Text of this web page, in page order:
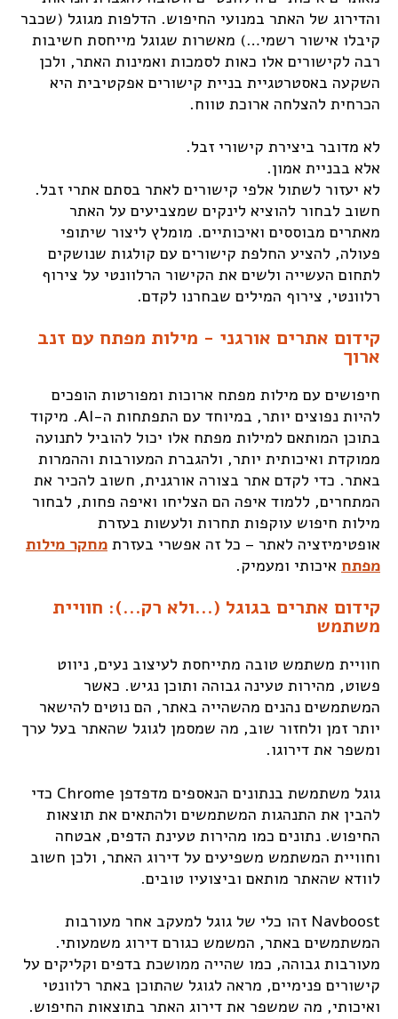
והדירוג של האתר במנועי החיפוש. הדלפות מגוגל (שכבר
קיבלו אישור רשמי…) מאשרות שגוגל מייחסת חשיבות
רבה לקישורים אלו כאות לסמכות ואמינות האתר, ולכן
השקעה באסטרטגיית בניית קישורים אפקטיבית היא
הכרחית להצלחה ארוכת טווח.
לא מדובר ביצירת קישורי זבל.
אלא בבניית אמון.
לא יעזור לשתול אלפי קישורים לאתר בסתם אתרי זבל.
חשוב לבחור להוציא לינקים שמצביעים על האתר
מאתרים מבוססים ואיכותיים. מומלץ ליצור שיתופי
פעולה, להציע החלפת קישורים עם קולגות שנושקים
לתחום העשייה ולשים את הקישור הרלוונטי על צירוף
רלוונטי, צירוף המילים שבחרנו לקדם.
קידום אתרים אורגני - מילות מפתח עם זנב
ארוך
חיפושים עם מילות מפתח ארוכות ומפורטות הופכים
להיות נפוצים יותר, במיוחד עם התפתחות ה-AI. מיקוד
בתוכן המותאם למילות מפתח אלו יכול להוביל לתנועה
ממוקדת ואיכותית יותר, ולהגברת המעורבות וההמרות
באתר. כדי לקדם אתר בצורה אורגנית, חשוב להכיר את
המתחרים, ללמוד איפה הם הצליחו ואיפה פחות, לבחור
מילות חיפוש עוקפות תחרות ולעשות בעזרת
אופטימיזציה לאתר – כל זה אפשרי בעזרת מחקר מילות
מפתח איכותי ומעמיק.
קידום אתרים בגוגל (...ולא רק...): חוויית
משתמש
חוויית משתמש טובה מתייחסת לעיצוב נעים, ניווט
פשוט, מהירות טעינה גבוהה ותוכן נגיש. כאשר
המשתמשים נהנים מהשהייה באתר, הם נוטים להישאר
יותר זמן ולחזור שוב, מה שמסמן לגוגל שהאתר בעל ערך
ומשפר את דירוגו.
גוגל משתמשת בנתונים הנאספים מדפדפן Chrome כדי
להבין את התנהגות המשתמשים ולהתאים את תוצאות
החיפוש. נתונים כמו מהירות טעינת הדפים, אבטחה
וחוויית המשתמש משפיעים על דירוג האתר, ולכן חשוב
לוודא שהאתר מותאם וביצועיו טובים.
Navboost זהו כלי של גוגל למעקב אחר מעורבות
המשתמשים באתר, המשמש כגורם דירוג משמעותי.
מעורבות גבוהה, כמו שהייה ממושכת בדפים וקליקים על
קישורים פנימיים, מראה לגוגל שהתוכן באתר רלוונטי
ואיכותי, מה שמשפר את דירוג האתר בתוצאות החיפוש.